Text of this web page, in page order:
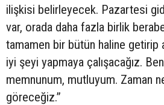
ilişkisi belirleyecek. Pazartesi
var, orada daha fazla birlik
tamamen bir bütün haline getirip
iyi şeyi yapmaya çalışacağız.
memnunum, mutluyum. Zaman
göreceğiz.”